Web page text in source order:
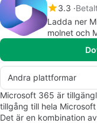
3.3
Ladda ner
molnet och
Andra plattformar
Microsoft 365 är
tillgång till hela
Det är en kombination